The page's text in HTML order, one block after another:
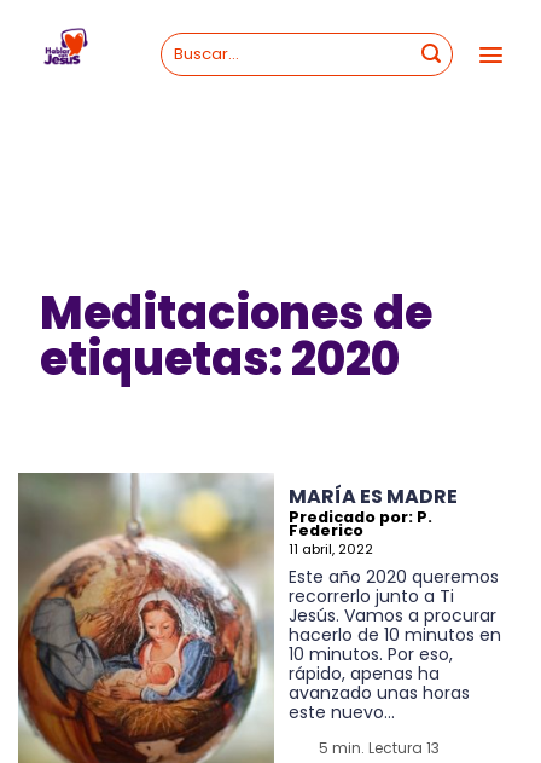
content
Meditaciones de
etiquetas: 2020
MARÍA ES MADRE
Predicado por: P.
Federico
11 abril, 2022
Este año 2020 queremos
recorrerlo junto a Ti
Jesús. Vamos a procurar
hacerlo de 10 minutos en
10 minutos. Por eso,
rápido, apenas ha
avanzado unas horas
este nuevo...
5 min. Lectura 13